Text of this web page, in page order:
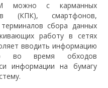
можно с карманных
(КПК), смартфонов,
сбора данных
работу в сетях
вводить информацию
во время обходов
информации на бумагу